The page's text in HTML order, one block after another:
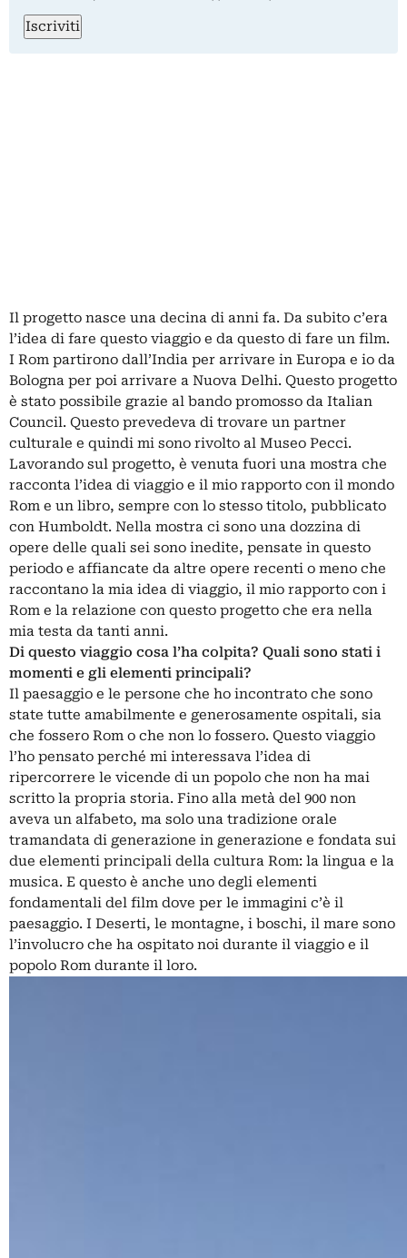
Iscriviti
Il progetto nasce una decina di anni fa. Da subito c’era
l’idea di fare questo viaggio e da questo di fare un film.
I Rom partirono dall’India per arrivare in Europa e io da
Bologna per poi arrivare a Nuova Delhi. Questo progetto
è stato possibile grazie al bando promosso da Italian
Council. Questo prevedeva di trovare un partner
culturale e quindi mi sono rivolto al Museo Pecci.
Lavorando sul progetto, è venuta fuori una mostra che
racconta l’idea di viaggio e il mio rapporto con il mondo
Rom e un libro, sempre con lo stesso titolo, pubblicato
con Humboldt. Nella mostra ci sono una dozzina di
opere delle quali sei sono inedite, pensate in questo
periodo e affiancate da altre opere recenti o meno che
raccontano la mia idea di viaggio, il mio rapporto con i
Rom e la relazione con questo progetto che era nella
mia testa da tanti anni.
Di questo viaggio cosa l’ha colpita? Quali sono stati i
momenti e gli elementi principali?
Il paesaggio e le persone che ho incontrato che sono
state tutte amabilmente e generosamente ospitali, sia
che fossero Rom o che non lo fossero. Questo viaggio
l’ho pensato perché mi interessava l’idea di
ripercorrere le vicende di un popolo che non ha mai
scritto la propria storia. Fino alla metà del 900 non
aveva un alfabeto, ma solo una tradizione orale
tramandata di generazione in generazione e fondata sui
due elementi principali della cultura Rom: la lingua e la
musica. E questo è anche uno degli elementi
fondamentali del film dove per le immagini c’è il
paesaggio. I Deserti, le montagne, i boschi, il mare sono
l’involucro che ha ospitato noi durante il viaggio e il
popolo Rom durante il loro.